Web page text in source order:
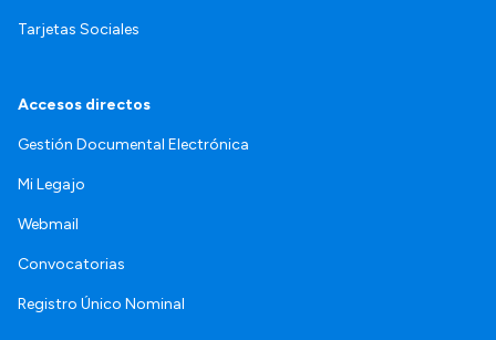
Tarjetas Sociales
Accesos directos
Gestión Documental Electrónica
Mi Legajo
Webmail
Convocatorias
Registro Único Nominal